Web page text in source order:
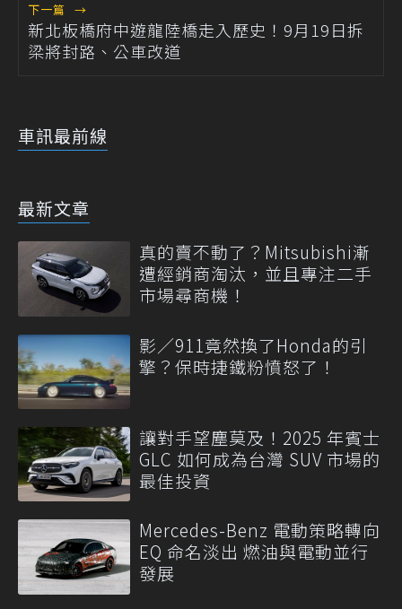
下一篇 →
新北板橋府中遊龍陸橋走入歷史！9月19日拆
梁將封路、公車改道
車訊最前線
最新文章
真的賣不動了？Mitsubishi漸
遭經銷商淘汰，並且專注二手
市場尋商機！
影／911竟然換了Honda的引
擎？保時捷鐵粉憤怒了！
讓對手望塵莫及！2025 年賓士
GLC 如何成為台灣 SUV 市場的
最佳投資
Mercedes-Benz 電動策略轉向
EQ 命名淡出 燃油與電動並行
發展